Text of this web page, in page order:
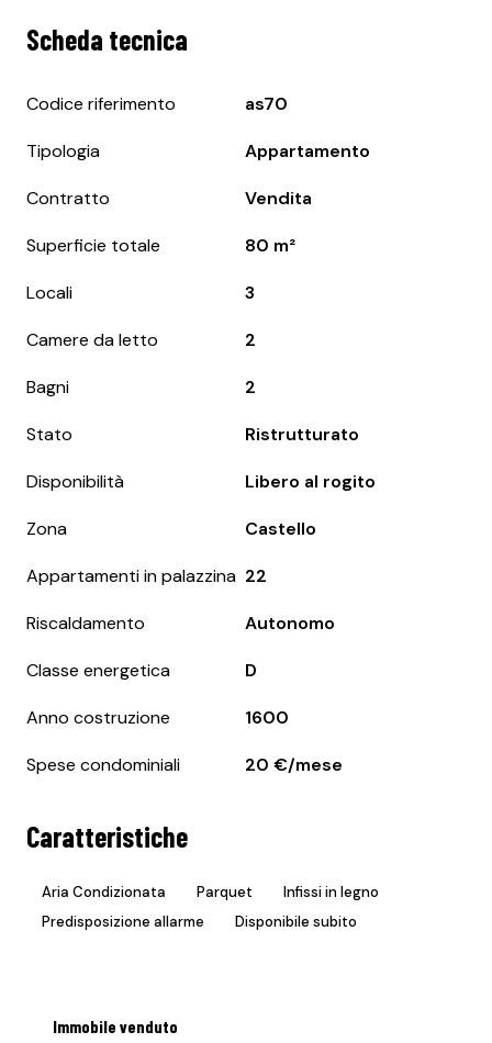
Scheda tecnica
Codice riferimento as70
Tipologia Appartamento
Contratto Vendita
Superficie totale 80 m²
Locali 3
Camere da letto 2
Bagni 2
Stato Ristrutturato
Disponibilità Libero al rogito
Zona Castello
Appartamenti in palazzina 22
Riscaldamento Autonomo
Classe energetica D
Anno costruzione 1600
Spese condominiali 20 €/mese
Caratteristiche
Aria Condizionata Parquet
Infissi in legno
Predisposizione allarme
Disponibile subito
Immobile venduto